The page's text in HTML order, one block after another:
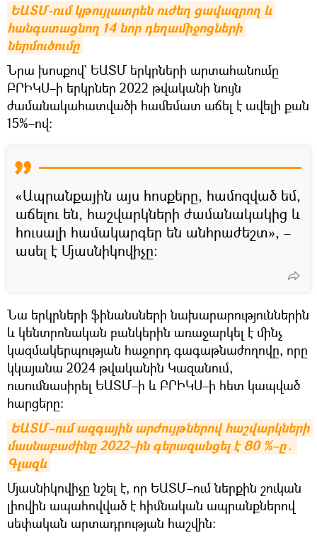
ԵԱՏՄ-ում կթույլատրեն ուժեղ ցավազրող և
հանգստացնող 14 նոր դեղամիջոցների
ներմուծումը
Նրա խոսքով` ԵԱՏՄ երկրների արտահանումը
ԲՐԻԿՍ–ի երկրներ 2022 թվականի նույն
ժամանակահատվածի համեմատ աճել է ավելի քան
15%–ով։
«Ապրանքային այս հոսքերը, համոզված եմ,
աճելու են, հաշվարկների ժամանակակից և
հուսալի համակարգեր են անհրաժեշտ», –
ասել է Մյասնիկովիչը։
Նա երկրների ֆինանսների նախարարություններին
և կենտրոնական բանկերին առաջարկել է մինչ
կազմակերպության հաջորդ գագաթնաժողովը, որը
կկայանա 2024 թվականին Կազանում,
ուսումնասիրել ԵԱՏՄ–ի և ԲՐԻԿՍ–ի հետ կապված
հարցերը։
ԵԱՏՄ–ում ազգային արժույթներով հաշվարկների
մասնաբաժինը 2022–ին գերազանցել է 80 %–ը․
Գլազև
Մյասնիկովիչը նշել է, որ ԵԱՏՄ–ում ներքին շուկան
լիովին ապահովված է հիմնական ապրանքներով
սեփական արտադրության հաշվին։